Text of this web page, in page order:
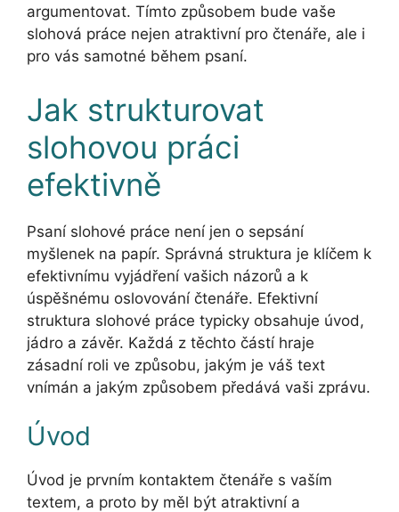
argumentovat. Tímto způsobem bude vaše
slohová práce nejen atraktivní pro čtenáře, ale i
pro vás samotné během psaní.
Jak strukturovat
slohovou práci
efektivně
Psaní slohové práce není jen o sepsání
myšlenek na papír. Správná struktura je klíčem k
efektivnímu vyjádření vašich názorů a k
úspěšnému oslovování čtenáře. Efektivní
struktura slohové práce typicky obsahuje úvod,
jádro a závěr. Každá z těchto částí hraje
zásadní roli ve způsobu, jakým je váš text
vnímán a jakým způsobem předává vaši zprávu.
Úvod
Úvod je prvním kontaktem čtenáře s vaším
textem, a proto by měl být atraktivní a